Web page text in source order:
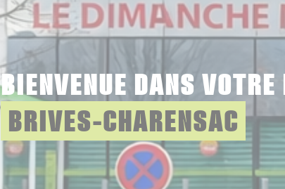
BIENVENUE DANS VOTRE
BRIVES-CHARENSAC